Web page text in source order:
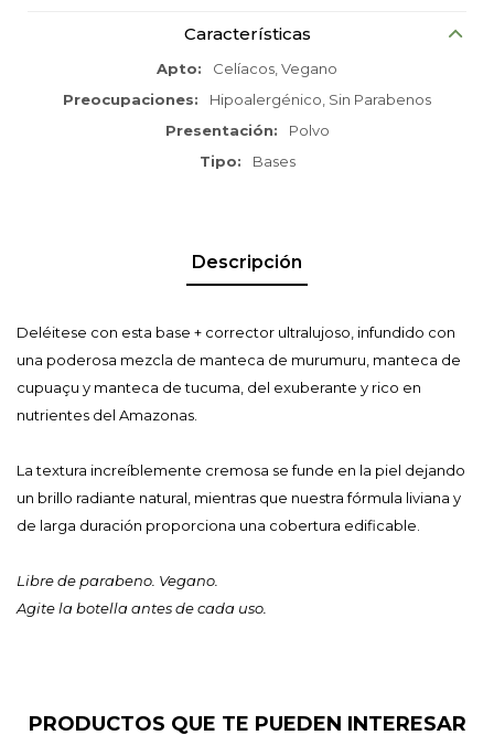
Características
Apto
Celíacos, Vegano
Preocupaciones
Hipoalergénico, Sin Parabenos
Presentación
Polvo
Tipo
Bases
Descripción
Deléitese con esta base + corrector ultralujoso, infundido con
una poderosa mezcla de manteca de murumuru, manteca de
cupuaçu y manteca de tucuma, del exuberante y rico en
nutrientes del Amazonas.
La textura increíblemente cremosa se funde en la piel dejando
un brillo radiante natural, mientras que nuestra fórmula liviana y
de larga duración proporciona una cobertura edificable.
Libre de parabeno. Vegano.
Agite la botella antes de cada uso.
PRODUCTOS QUE TE PUEDEN INTERESAR